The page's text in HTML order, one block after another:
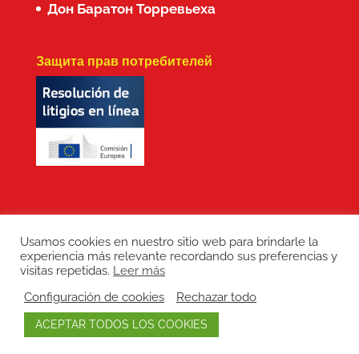
Дон Баратон Торревьеха
Защита прав потребителей
Copyright: Don Baraton © 2017 · Branding,
diseño web, manutención de sitios web,
redes sociales y posicionamiento SEO:
LEPUNTO
Usamos cookies en nuestro sitio web para brindarle la
experiencia más relevante recordando sus preferencias y
visitas repetidas. Leer más
Configuración de cookies
Rechazar todo
ACEPTAR TODOS LOS COOKIES